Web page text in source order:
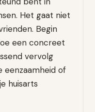
Het gaat niet
Begin
een concreet
vervolg
eenzaamheid of
huisarts